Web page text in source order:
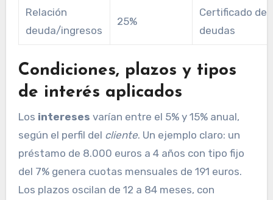
Relación
deuda/ingresos
25%
Certificado de
deudas
Condiciones, plazos y tipos
de interés aplicados
Los intereses varían entre el 5% y 15% anual,
según el perfil del cliente. Un ejemplo claro: un
préstamo de 8.000 euros a 4 años con tipo fijo
del 7% genera cuotas mensuales de 191 euros.
Los plazos oscilan de 12 a 84 meses, con